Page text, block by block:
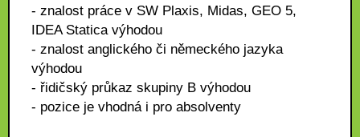
- znalost práce v SW Plaxis, Midas, GEO 5,
IDEA Statica výhodou
- znalost anglického či německého jazyka
výhodou
- řidičský průkaz skupiny B výhodou
- pozice je vhodná i pro absolventy